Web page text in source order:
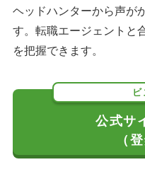
ヘッドハンターから声が
す。転職エージェントと
を把握できます。
公式サ
（